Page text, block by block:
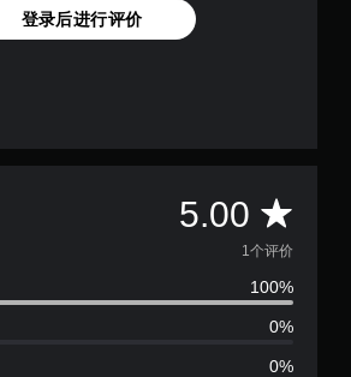
登录后进行评价
5.00 平
均
评
价
1个评价
100%
0%
0%